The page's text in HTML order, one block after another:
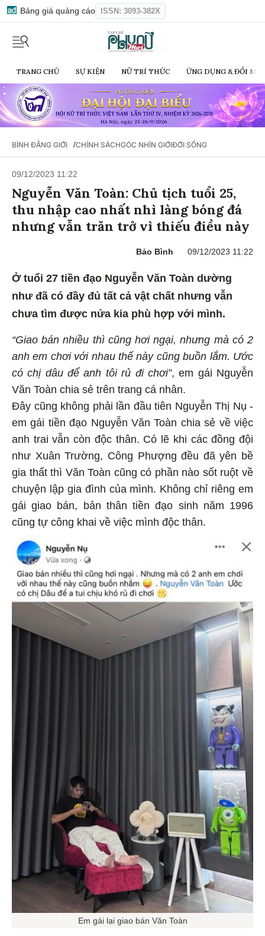
Bảng giá quảng cáo ISSN: 3093-382X
TRANG CHỦ SỰ KIỆN NỮ TRÍ THỨC ỨNG DỤNG & ĐỔI
BÌNH ĐẲNG GIỚI /CHÍNH SÁCHGÓC NHÌN GIỚIĐỜI SỐNG
09/12/2023 11:22
Nguyễn Văn Toàn: Chủ tịch tuổi 25,
thu nhập cao nhất nhì làng bóng đá
nhưng vẫn trăn trở vì thiếu điều này
Bảo Bình 09/12/2023 11:22
Ở tuổi 27 tiền đạo Nguyễn Văn Toàn dường
như đã có đầy đủ tất cả vật chất nhưng vẫn
chưa tìm được nửa kia phù hợp với mình.
“Giao bán nhiều thì cũng hơi ngại, nhưng mà có 2
anh em chơi với nhau thế này cũng buồn lắm. Ước
có chị dâu để anh tôi rủ đi chơi”, em gái Nguyễn
Văn Toàn chia sẻ trên trang cá nhân.
Đây cũng không phải lần đầu tiên Nguyễn Thị Nụ -
em gái tiền đạo Nguyễn Văn Toàn chia sẻ về việc
anh trai vẫn còn độc thân. Có lẽ khi các đồng đội
như Xuân Trường, Công Phượng đều đã yên bề
gia thất thì Văn Toàn cũng có phần nào sốt ruột về
chuyện lập gia đình của mình. Không chỉ riêng em
gái giao bán, bản thân tiền đạo sinh năm 1996
cũng tự công khai về việc mình độc thân.
Em gái lại giao bán Văn Toàn